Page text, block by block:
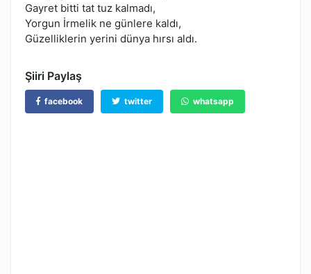
Gayret bitti tat tuz kalmadı,
Yorgun İrmelik ne günlere kaldı,
Güzelliklerin yerini dünya hırsı aldı.
Şiiri Paylaş
facebook twitter whatsapp